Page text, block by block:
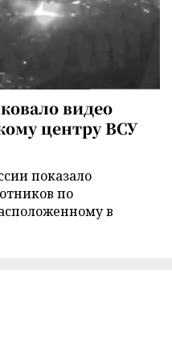
видео
центру ВСУ
показало
по
в